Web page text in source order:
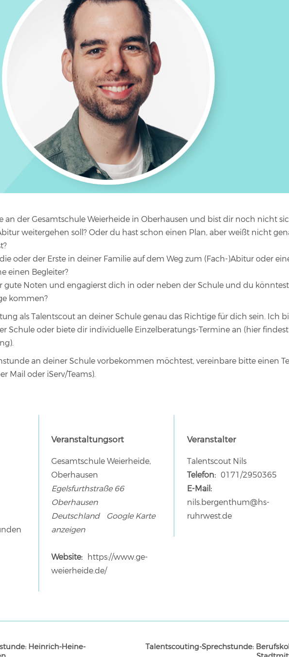
an der Gesamtschule Weierheide in Oberhausen und bist dir noch nicht
weitergehen soll? Oder du hast schon einen Plan, aber weißt nicht
oder der Erste in deiner Familie auf dem Weg zum (Fach-)Abitur oder
einen Begleiter?
gute Noten und engagierst dich in oder neben der Schule und du
kommen?
als Talentscout an deiner Schule genau das Richtige für dich sein. Ich
Schule oder biete dir individuelle Einzelberatungs-Termine an (hier
an deiner Schule vorbekommen möchtest, vereinbare bitte einen
Mail oder iServ/Teams).
Veranstaltungsort
Gesamtschule Weierheide,
Oberhausen
Egelsfurthstraße 66
Oberhausen
Deutschland
Google Karte
anzeigen
Website:
https://www.ge-
weierheide.de/
Veranstalter
Talentscout Nils
Telefon: 0171/2950365
E-Mail:
nils.bergenthum@hs-
ruhrwest.de
Heinrich-Heine-
Talentscouting-Sprechstunde: